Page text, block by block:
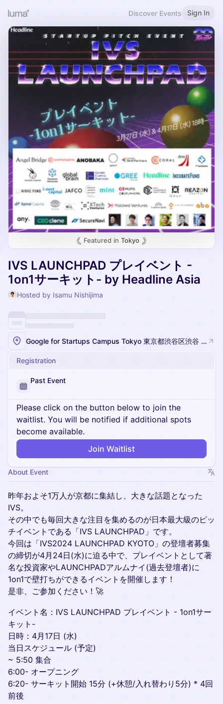
Discover Events Sign In
Featured in Tokyo
IVS LAUNCHPAD プレイベント -
1on1サーキット- by Headline Asia
Hosted by Isamu Nishijima
Google for Startups Campus Tokyo 東京都渋谷区渋谷 3 丁目 21 - 3 渋谷ストリーム 5F
Registration
Past Event
Please click on the button below to join the
waitlist. You will be notified if additional spots
become available.
Join Waitlist
About Event
昨年およそ1万人が京都に集結し、大きな話題となった
IVS。
その中でも毎回大きな注目を集めるのが日本最大級のピッ
チイベントである「IVS LAUNCHPAD」です。
今回は「IVS2024 LAUNCHPAD KYOTO」の登壇者募集
の締切が4月24日(水)に迫る中で、プレイベントとして著
名な投資家やLAUNCHPADアルムナイ(過去登壇者)に
1on1で壁打ちができるイベントを開催します！
是非、ご参加ください！🚀
イベント名：IVS LAUNCHPAD プレイベント - 1on1サー
キット-
日時：4月17日 (水)
当日スケジュール (予定)
~ 5:50 集合
6:00- オープニング
6:20- サーキット開始 15分 (+休憩/入れ替わり5分) * 4回
前後